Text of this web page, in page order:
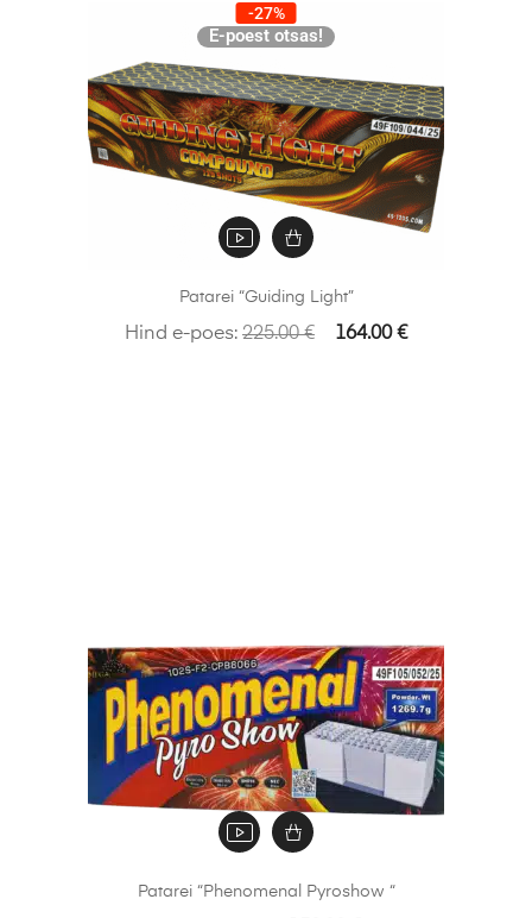
-27%
E-poest otsas!
Patarei “Guiding Light”
Hind e-poes: 225.00€ 164.00€
Patarei “Phenomenal Pyroshow “